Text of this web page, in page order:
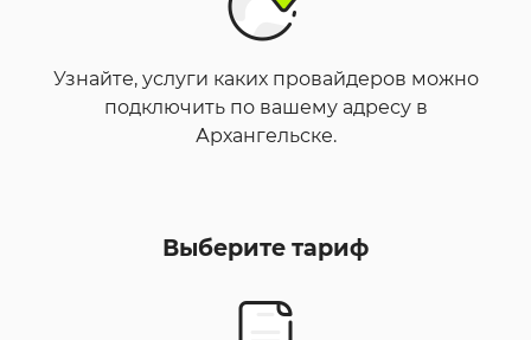
Узнайте, услуги каких провайдеров можно
подключить по вашему адресу в
Архангельске.
Выберите тариф